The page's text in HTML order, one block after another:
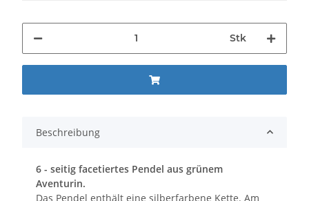
Stk
Beschreibung
6 - seitig facetiertes Pendel aus grünem
Aventurin.
Das Pendel enthält eine silberfarbene Kette. Am